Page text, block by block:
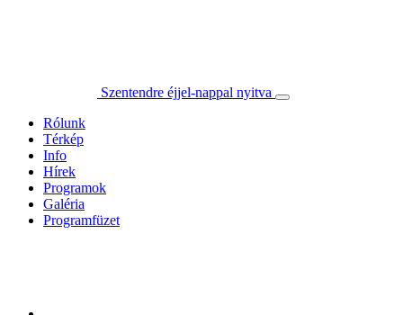
Szentendre éjjel-nappal nyitva
Rólunk
Térkép
Info
Hírek
Programok
Galéria
Programfüzet